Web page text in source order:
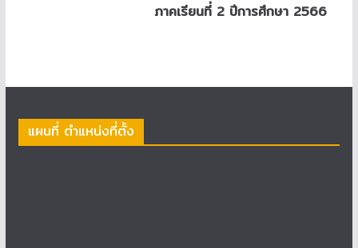
ภาคเรียนที่ 2 ปีการศึกษา 2566
แผนที่ ตำแหน่งที่ตั้ง